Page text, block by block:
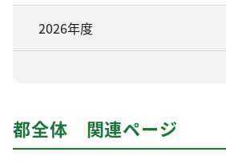
2026年度
都全体 関連ページ